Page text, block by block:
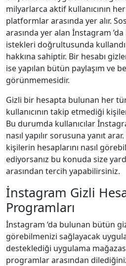
milyarlarca aktif kullanıcının
platformlar arasında yer alır.
arasında yer alan İnstagram ’da
istekleri doğrultusunda
hakkına sahiptir. Bir hesabı
ise yapılan bütün paylaşım ve
görünmemesidir.
Gizli bir hesapta bulunan her
kullanıcının takip etmediği
Bu durumda kullanıcılar
nasıl yapılır sorusuna yanıt
kişilerin hesaplarını nasıl
ediyorsanız bu konuda size
arasından tercih yapabilirsiniz.
İnstagram Gizli
Programları
İnstagram ‘da bulunan bütün
görebilmenizi sağlayacak
desteklediği uygulama
programlar arasından